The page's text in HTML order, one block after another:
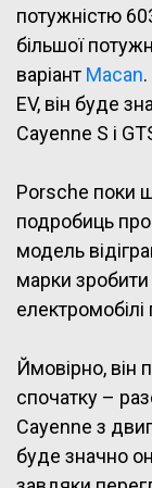
потужністю
більшої
варіант Macan
EV, він буде
Cayenne S і
Porsche поки
подробиць
модель
марки зробити
Ймовірно, він
спочатку –
Cayenne з
буде значно